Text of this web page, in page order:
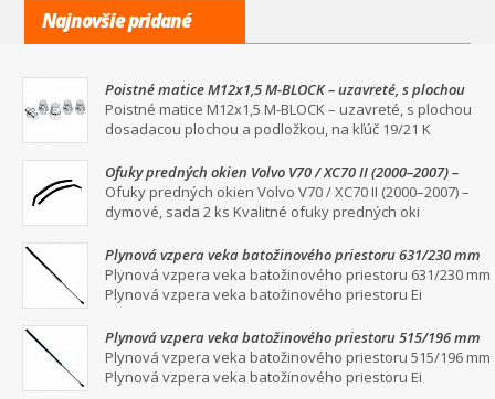
Najnovšie pridané
Poistné matice M12x1,5 M-BLOCK – uzavreté, s plochou
dosadacou plochou a podložkou, na kľúč 19/21
Poistné matice M12x1,5 M-BLOCK – uzavreté, s plochou
dosadacou plochou a podložkou, na kľúč 19/21 K
Ofuky predných okien Volvo V70 / XC70 II (2000–2007) –
dymové, sada 2 ks
Ofuky predných okien Volvo V70 / XC70 II (2000–2007) –
dymové, sada 2 ks Kvalitné ofuky predných oki
Plynová vzpera veka batožinového priestoru 631/230 mm
Plynová vzpera veka batožinového priestoru 631/230 mm
Plynová vzpera veka batožinového priestoru Ei
Plynová vzpera veka batožinového priestoru 515/196 mm
Plynová vzpera veka batožinového priestoru 515/196 mm
Plynová vzpera veka batožinového priestoru Ei